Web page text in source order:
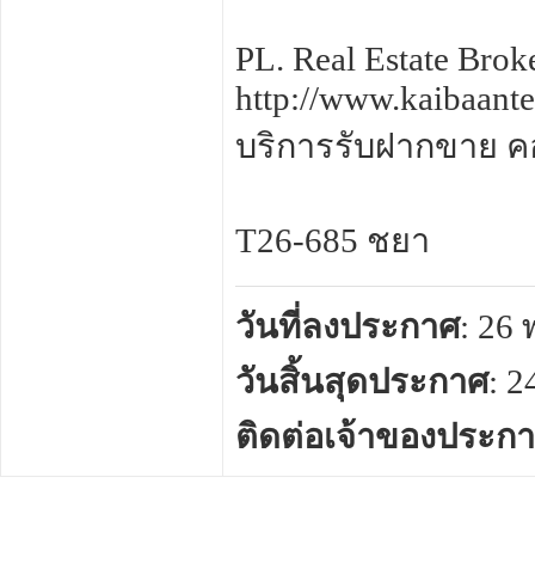
PL. Real Estate
http://
บริการรับฝากขาย
T26-685 ชยา
วันที่ลงประกาศ: 26
วันสิ้นสุดประกาศ:
ติดต่อเจ้าของประก